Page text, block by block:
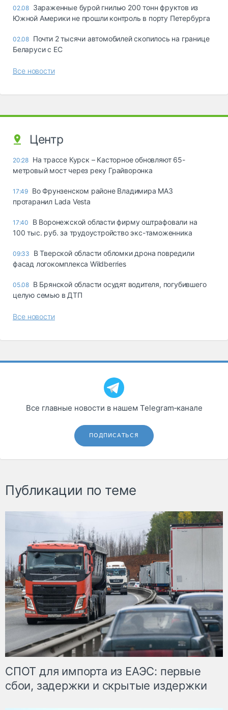
02.08 Зараженные бурой гнилью 200 тонн фруктов из
Южной Америки не прошли контроль в порту Петербурга
02.08 Почти 2 тысячи автомобилей скопилось на границе
Беларуси с ЕС
Все новости
Центр
20:28 На трассе Курск – Касторное обновляют 65-
метровый мост через реку Грайворонка
17:49 Во Фрунзенском районе Владимира МАЗ
протаранил Lada Vesta
17:40
В Воронежской области фирму оштрафовали на
100 тыс. руб. за трудоустройство экс-таможенника
09:33
В Тверской области обломки дрона повредили
фасад логокомплекса Wildberries
05.08 В Брянской области осудят водителя, погубившего
целую семью в ДТП
Все новости
Все главные новости в нашем Telegram‑канале
ПОДПИСАТЬСЯ
Публикации по теме
СПОТ для импорта из ЕАЭС: первые
сбои, задержки и скрытые издержки